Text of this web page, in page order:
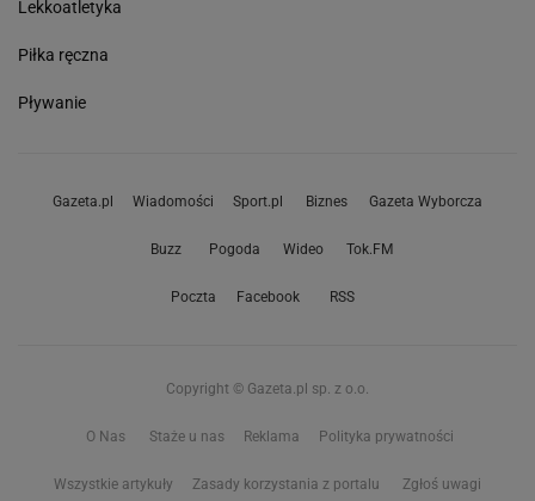
Lekkoatletyka
Piłka ręczna
Pływanie
Gazeta.pl Wiadomości Sport.pl Biznes Gazeta Wyborcza
Buzz Pogoda Wideo Tok.FM
Poczta Facebook RSS
Copyright © Gazeta.pl sp. z o.o.
O Nas Staże u nas Reklama Polityka prywatności
Wszystkie artykuły Zasady korzystania z portalu Zgłoś uwagi